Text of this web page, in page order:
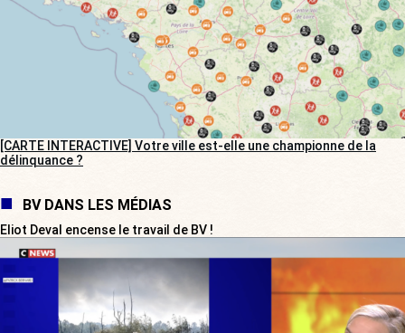
[CARTE INTERACTIVE] Votre ville est-elle une championne de la
délinquance ?
BV DANS LES MÉDIAS
Eliot Deval encense le travail de BV !